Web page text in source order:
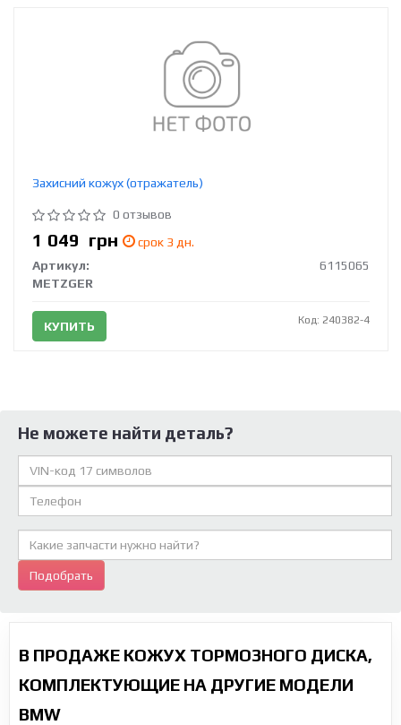
Захисний кожух (отражатель)
0 отзывов
1 049 грн
срок 3 дн.
Артикул:
6115065
METZGER
КУПИТЬ Код: 240382-4
Не можете найти деталь?
Подобрать
В ПРОДАЖЕ КОЖУХ ТОРМОЗНОГО ДИСКА,
КОМПЛЕКТУЮЩИЕ НА ДРУГИЕ МОДЕЛИ
BMW